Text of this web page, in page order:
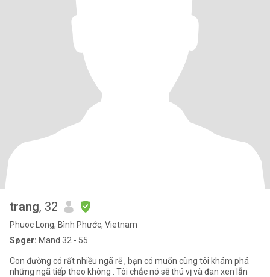
trang, 32
Phuoc Long, Bình Phước, Vietnam
Søger: Mand 32 - 55
Con đường có rất nhiều ngã rẽ , bạn có muốn cùng tôi khám phá
những ngã tiếp theo không . Tôi chắc nó sẽ thú vị và đan xen lẫn